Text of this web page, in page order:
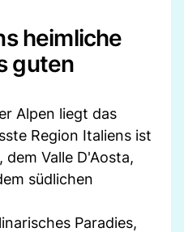
heimliche
guten
Alpen liegt das
Region Italiens ist
Valle D'Aosta,
südlichen
Paradies,